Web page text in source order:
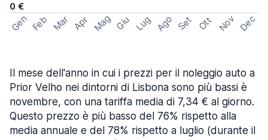
0 €
Gen Feb Mar Apr Mag Giu Lug Ago Set Ott Nov Dec
Il mese dell'anno in cui i prezzi per il noleggio auto a
Prior Velho nei dintorni di Lisbona sono più bassi è
novembre, con una tariffa media di 7,34 € al giorno.
Questo prezzo è più basso del 76% rispetto alla
media annuale e del 78% rispetto a luglio (durante il